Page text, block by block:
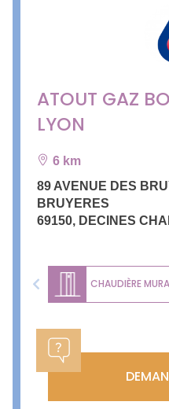
ATOUT GAZ
LYON
6 km
89 AVENUE DES
BRUYERES
69150, DECINES
CHAUDIÈRE
Previous